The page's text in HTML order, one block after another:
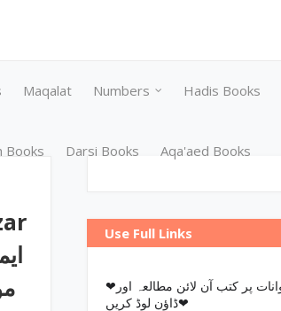
Maqalat Numbers Hadis Books
Books Darsi Books Aqa'aed Books
Use Full Links
❤مختلف عنوانات پر کتب آن لائن مطالعہ اور
ڈاؤن لوڈ کریں❤